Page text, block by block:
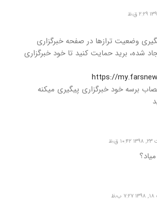
وضعیت ترازها در صفحه خبرگزاری
شده، برید حمایت کنید تا خود خبرگزاری
https://
برسه خود خبرگزاری پیگیری میکنه
ق٫ظ